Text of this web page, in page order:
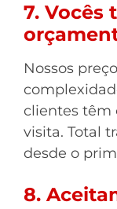
7. Vocês
Nossos
clientes têm
visita. Total
desde o
8.